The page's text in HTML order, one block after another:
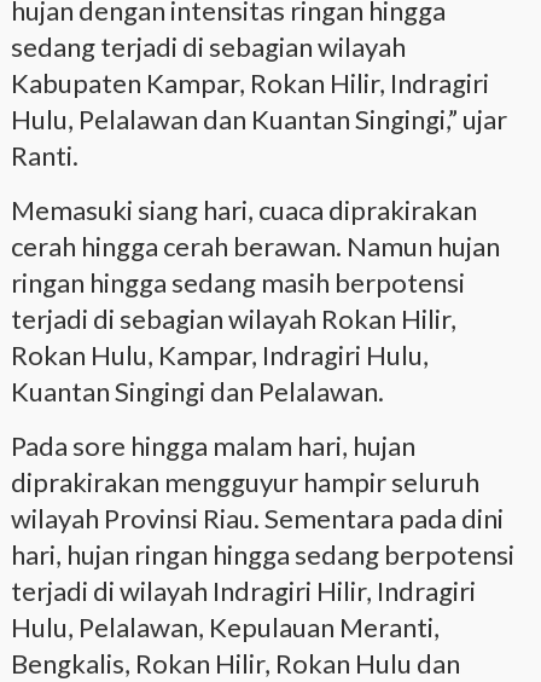
hujan dengan intensitas ringan hingga
sedang terjadi di sebagian wilayah
Kabupaten Kampar, Rokan Hilir, Indragiri
Hulu, Pelalawan dan Kuantan Singingi,” ujar
Ranti.
Memasuki siang hari, cuaca diprakirakan
cerah hingga cerah berawan. Namun hujan
ringan hingga sedang masih berpotensi
terjadi di sebagian wilayah Rokan Hilir,
Rokan Hulu, Kampar, Indragiri Hulu,
Kuantan Singingi dan Pelalawan.
Pada sore hingga malam hari, hujan
diprakirakan mengguyur hampir seluruh
wilayah Provinsi Riau. Sementara pada dini
hari, hujan ringan hingga sedang berpotensi
terjadi di wilayah Indragiri Hilir, Indragiri
Hulu, Pelalawan, Kepulauan Meranti,
Bengkalis, Rokan Hilir, Rokan Hulu dan